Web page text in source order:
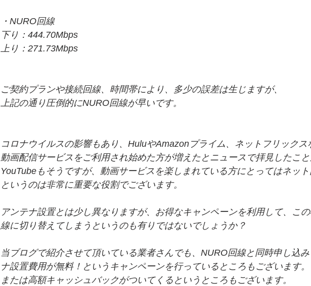
・NURO回線
下り：444.70Mbps
上り：271.73Mbps
ご契約プランや接続回線、時間帯により、多少の誤差は生じますが、
上記の通り圧倒的にNURO回線が早いです。
コロナウイルスの影響もあり、HuluやAmazonプライム、ネットフリックス
動画配信サービスをご利用され始めた方が増えたとニュースで拝見したこ
YouTubeもそうですが、動画サービスを楽しまれている方にとってはネッ
というのは非常に重要な役割でございます。
アンテナ設置とは少し異なりますが、お得なキャンペーンを利用して、こ
線に切り替えてしまうというのも有りではないでしょうか？
当ブログで紹介させて頂いている業者さんでも、NURO回線と同時申し込
ナ設置費用が無料！というキャンペーンを行っているところもございます。
または高額キャッシュバックがついてくるというところもございます。